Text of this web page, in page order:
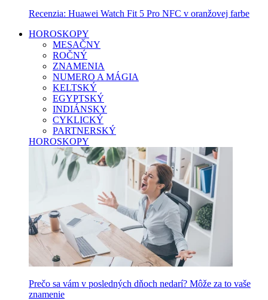
Recenzia: Huawei Watch Fit 5 Pro NFC v oranžovej farbe
HOROSKOPY
MESAČNY
ROČNÝ
ZNAMENIA
NUMERO A MÁGIA
KELTSKÝ
EGYPTSKÝ
INDIÁNSKY
CYKLICKÝ
PARTNERSKÝ
HOROSKOPY
Prečo sa vám v posledných dňoch nedarí? Môže za to vaše
znamenie